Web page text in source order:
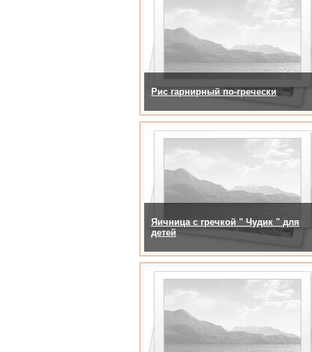
Рис гарнирный по-гречески
Яичница с гречкой " Чудик " для
детей